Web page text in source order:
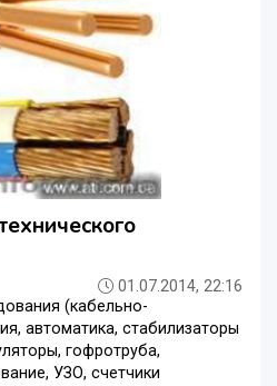
01.07.2014, 22:16
(кабельно-
автоматика, стабилизаторы
гофротруба,
УЗО, счетчики